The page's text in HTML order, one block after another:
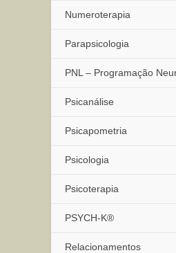
Numeroterapia
Parapsicologia
PNL – Programação
Psicanálise
Psicapometria
Psicologia
Psicoterapia
PSYCH-K®
Relacionamentos